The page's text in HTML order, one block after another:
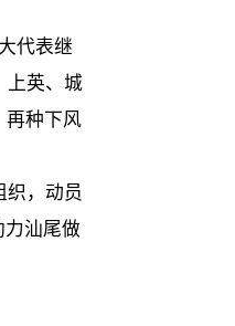
代表继
上英、城
再种下风
织，动员
力汕尾做